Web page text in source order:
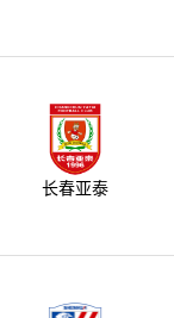
长春亚泰